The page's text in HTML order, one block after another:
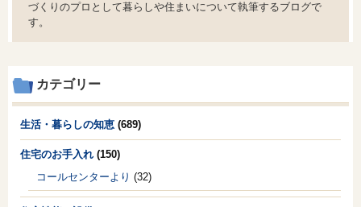
づくりのプロとして暮らしや住まいについて執筆するブログで
す。
カテゴリー
生活・暮らしの知恵 (689)
住宅のお手入れ (150)
コールセンターより (32)